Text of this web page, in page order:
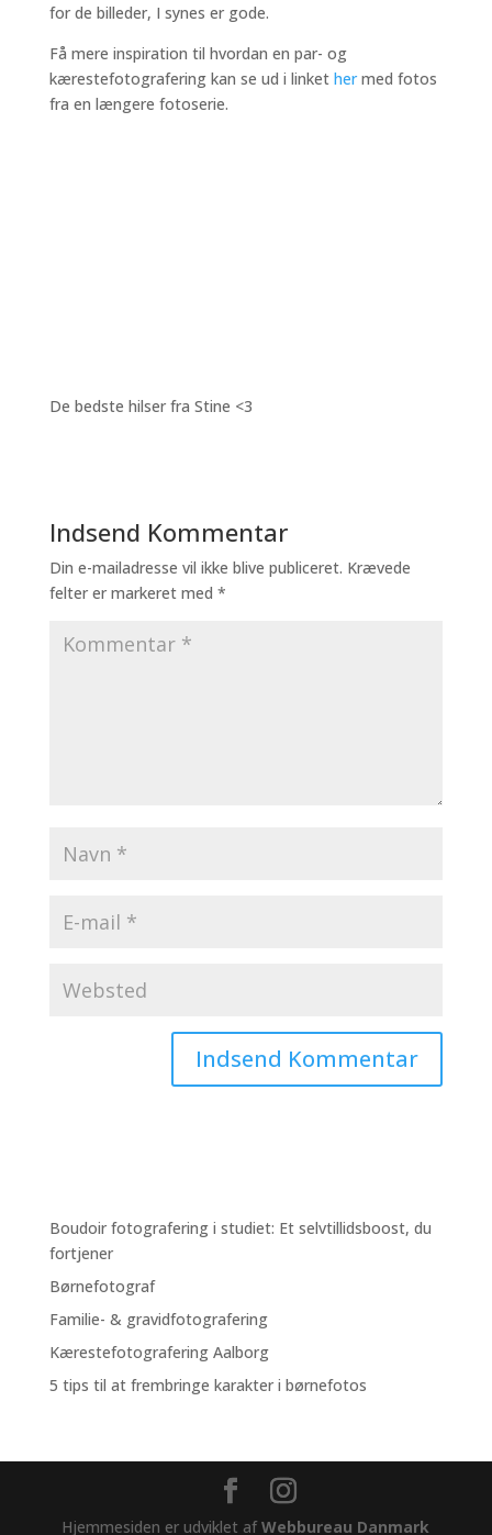
for de billeder, I synes er gode.
Få mere inspiration til hvordan en par- og
kærestefotografering kan se ud i linket hermed fotos
fra en længere fotoserie.
De bedste hilser fra Stine <3
Indsend Kommentar
Din e-mailadresse vil ikke blive publiceret. Krævede
felter er markeret med *
Boudoir fotografering i studiet: Et selvtillidsboost, du
fortjener
Børnefotograf
Familie- & gravidfotografering
Kærestefotografering Aalborg
5 tips til at frembringe karakter i børnefotos
Hjemmesiden er udviklet afWebbureau Danmark